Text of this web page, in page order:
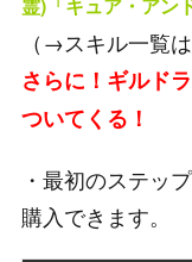
（→スキル一覧は
さらに！ギルド
ついてくる！
・最初のステッ
購入できます。